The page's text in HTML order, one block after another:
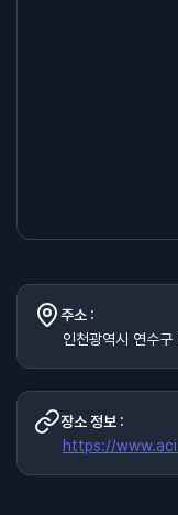
주소 :
인천광역시 연수
장소 정보 :
https://